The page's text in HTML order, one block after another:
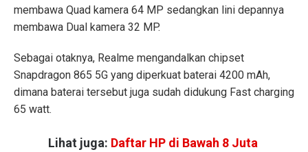
membawa Quad kamera 64 MP sedangkan lini depannya
membawa Dual kamera 32 MP.
Sebagai otaknya, Realme mengandalkan chipset
Snapdragon 865 5G yang diperkuat baterai 4200 mAh,
dimana baterai tersebut juga sudah didukung Fast charging
65 watt.
Lihat juga: Daftar HP di Bawah 8 Juta